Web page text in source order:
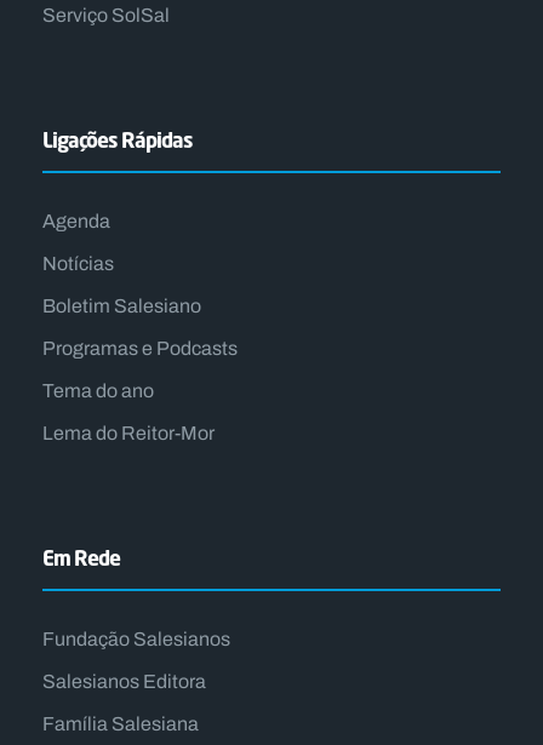
Serviço SolSal
Ligações Rápidas
Agenda
Notícias
Boletim Salesiano
Programas e Podcasts
Tema do ano
Lema do Reitor-Mor
Em Rede
Fundação Salesianos
Salesianos Editora
Família Salesiana